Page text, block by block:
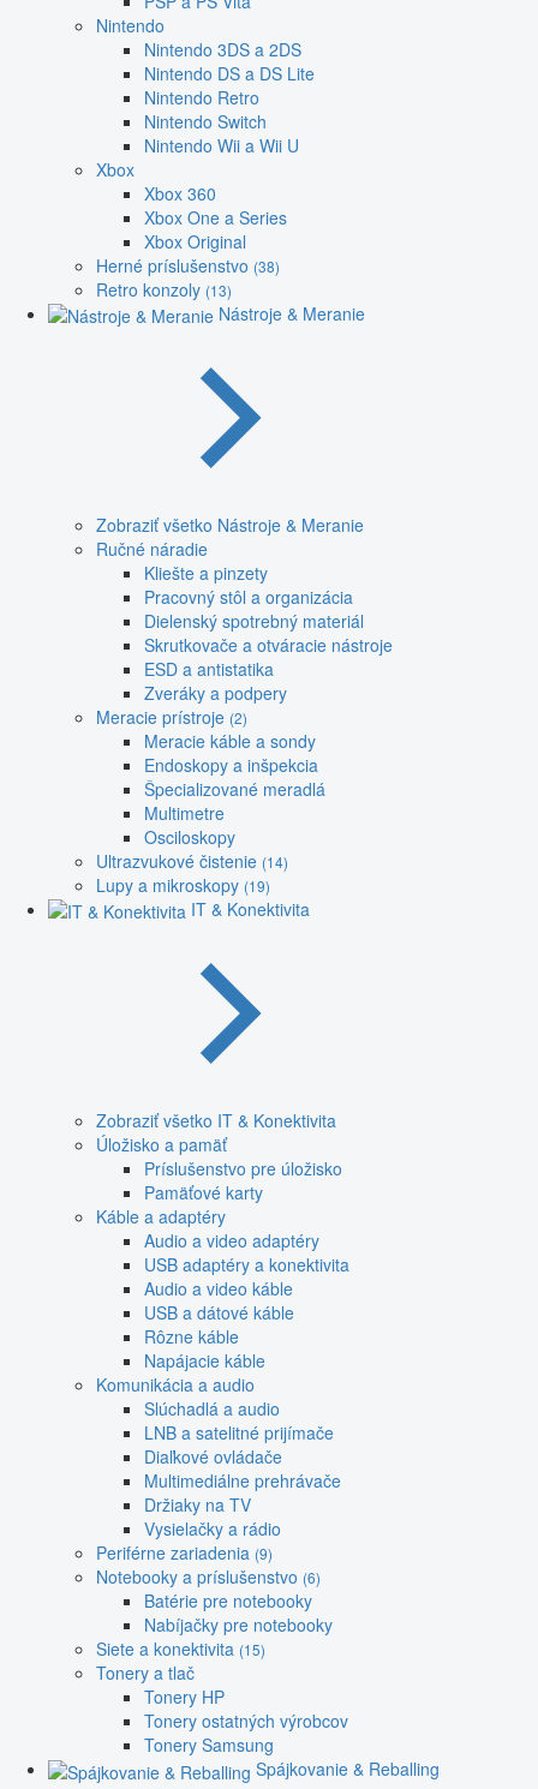
Nintendo
Nintendo 3DS a 2DS
Nintendo DS a DS Lite
Nintendo Retro
Nintendo Switch
Nintendo Wii a Wii U
Xbox
Xbox 360
Xbox One a Series
Xbox Original
Herné príslušenstvo (38)
Retro konzoly (13)
Nástroje & Meranie
Zobraziť všetko Nástroje & Meranie
Ručné náradie
Kliešte a pinzety
Pracovný stôl a organizácia
Dielenský spotrebný materiál
Skrutkovače a otváracie nástroje
ESD a antistatika
Zveráky a podpery
Meracie prístroje (2)
Meracie káble a sondy
Endoskopy a inšpekcia
Špecializované meradlá
Multimetre
Osciloskopy
Ultrazvukové čistenie (14)
Lupy a mikroskopy (19)
IT & Konektivita
Zobraziť všetko IT & Konektivita
Úložisko a pamäť
Príslušenstvo pre úložisko
Pamäťové karty
Káble a adaptéry
Audio a video adaptéry
USB adaptéry a konektivita
Audio a video káble
USB a dátové káble
Rôzne káble
Napájacie káble
Komunikácia a audio
Slúchadlá a audio
LNB a satelitné prijímače
Diaľkové ovládače
Multimediálne prehrávače
Držiaky na TV
Vysielačky a rádio
Periférne zariadenia (9)
Notebooky a príslušenstvo (6)
Batérie pre notebooky
Nabíjačky pre notebooky
Siete a konektivita (15)
Tonery a tlač
Tonery HP
Tonery ostatných výrobcov
Tonery Samsung
Spájkovanie & Reballing